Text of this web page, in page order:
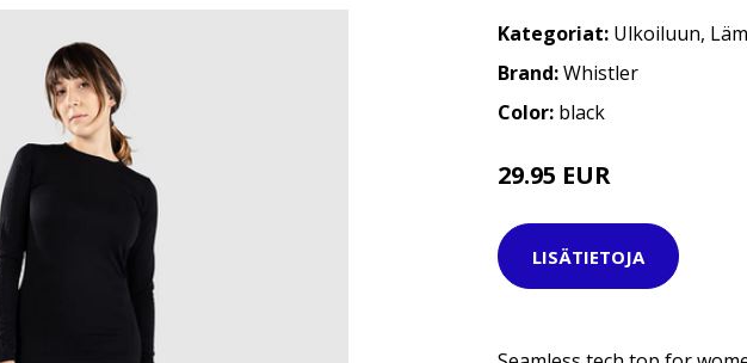
Kategoriat: Ulkoiluun,
Brand:Whistler
Color: black
29.95 EUR
LISÄTIETOJA